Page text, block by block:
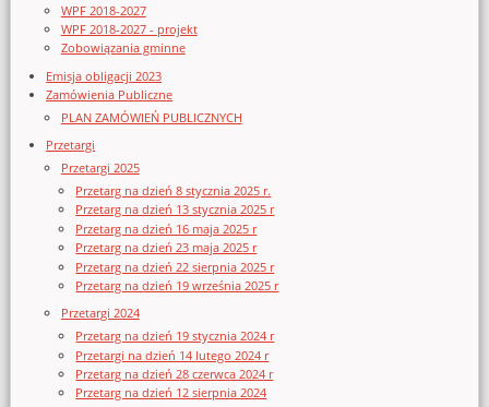
WPF 2018-2027
WPF 2018-2027 - projekt
Zobowiązania gminne
Emisja obligacji 2023
Zamówienia Publiczne
PLAN ZAMÓWIEŃ PUBLICZNYCH
Przetargi
Przetargi 2025
Przetarg na dzień 8 stycznia 2025 r.
Przetarg na dzień 13 stycznia 2025 r
Przetarg na dzień 16 maja 2025 r
Przetarg na dzień 23 maja 2025 r
Przetarg na dzień 22 sierpnia 2025 r
Przetarg na dzień 19 września 2025 r
Przetargi 2024
Przetarg na dzień 19 stycznia 2024 r
Przetargi na dzień 14 lutego 2024 r
Przetarg na dzień 28 czerwca 2024 r
Przetarg na dzień 12 sierpnia 2024